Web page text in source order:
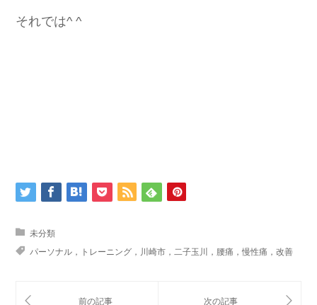
それでは^ ^
未分類
パーソナル，トレーニング，川崎市，二子玉川，腰痛，慢性痛，改善